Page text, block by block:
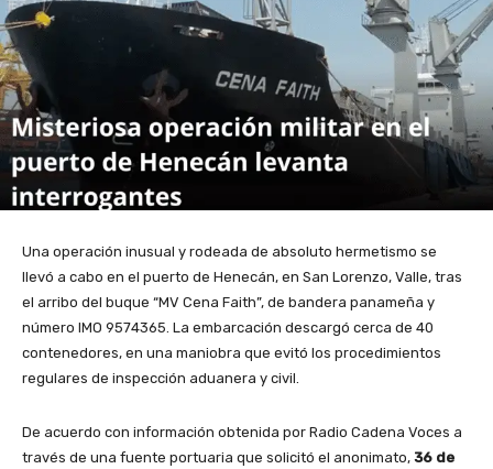
Una operación inusual y rodeada de absoluto hermetismo se
llevó a cabo en el puerto de Henecán, en San Lorenzo, Valle, tras
el arribo del buque “MV Cena Faith”, de bandera panameña y
número IMO 9574365. La embarcación descargó cerca de 40
contenedores, en una maniobra que evitó los procedimientos
regulares de inspección aduanera y civil.
De acuerdo con información obtenida por Radio Cadena Voces a
través de una fuente portuaria que solicitó el anonimato, 36 de